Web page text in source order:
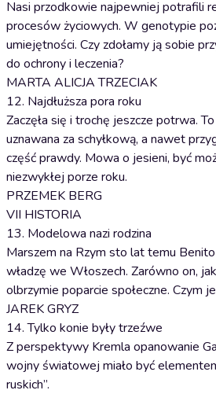
Nasi przodkowie najpewniej potrafili
procesów życiowych. W genotypie
umiejętności. Czy zdołamy ją sobie
do ochrony i leczenia?
MARTA ALICJA TRZECIAK
12. Najdłuższa pora roku
Zaczęła się i trochę jeszcze potrwa.
uznawana za schyłkową, a nawet
część prawdy. Mowa o jesieni, być
niezwykłej porze roku.
PRZEMEK BERG
VII HISTORIA
13. Modelowa nazi rodzina
Marszem na Rzym sto lat temu
władzę we Włoszech. Zarówno on,
olbrzymie poparcie społeczne. Czym
JAREK GRYZ
14. Tylko konie były trzeźwe
Z perspektywy Kremla opanowanie
wojny światowej miało być
ruskich”.